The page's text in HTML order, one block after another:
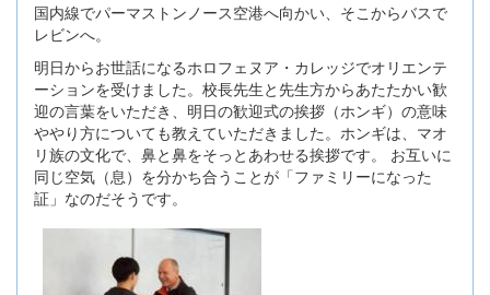
国内線でパーマストンノース空港へ向かい、そこからバスで
レビンへ。
明日からお世話になるホロフェヌア・カレッジでオリエンテ
ーションを受けました。校長先生と先生方からあたたかい歓
迎の言葉をいただき、明日の歓迎式の挨拶（ホンギ）の意味
ややり方についても教えていただきました。ホンギは、マオ
リ族の文化で、鼻と鼻をそっとあわせる挨拶です。 お互いに
同じ空気（息）を分かち合うことが「ファミリーになった
証」なのだそうです。